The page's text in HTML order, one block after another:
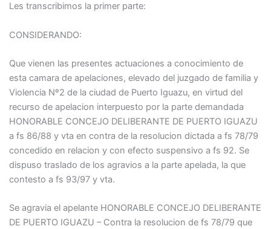
Les transcribimos la primer parte:
CONSIDERANDO:
Que vienen las presentes actuaciones a conocimiento de
esta camara de apelaciones, elevado del juzgado de familia y
Violencia Nº2 de la ciudad de Puerto Iguazu, en virtud del
recurso de apelacion interpuesto por la parte demandada
HONORABLE CONCEJO DELIBERANTE DE PUERTO IGUAZU
a fs 86/88 y vta en contra de la resolucion dictada a fs 78/79
concedido en relacion y con efecto suspensivo a fs 92. Se
dispuso traslado de los agravios a la parte apelada, la que
contesto a fs 93/97 y vta.
Se agravia el apelante HONORABLE CONCEJO DELIBERANTE
DE PUERTO IGUAZU – Contra la resolucion de fs 78/79 que